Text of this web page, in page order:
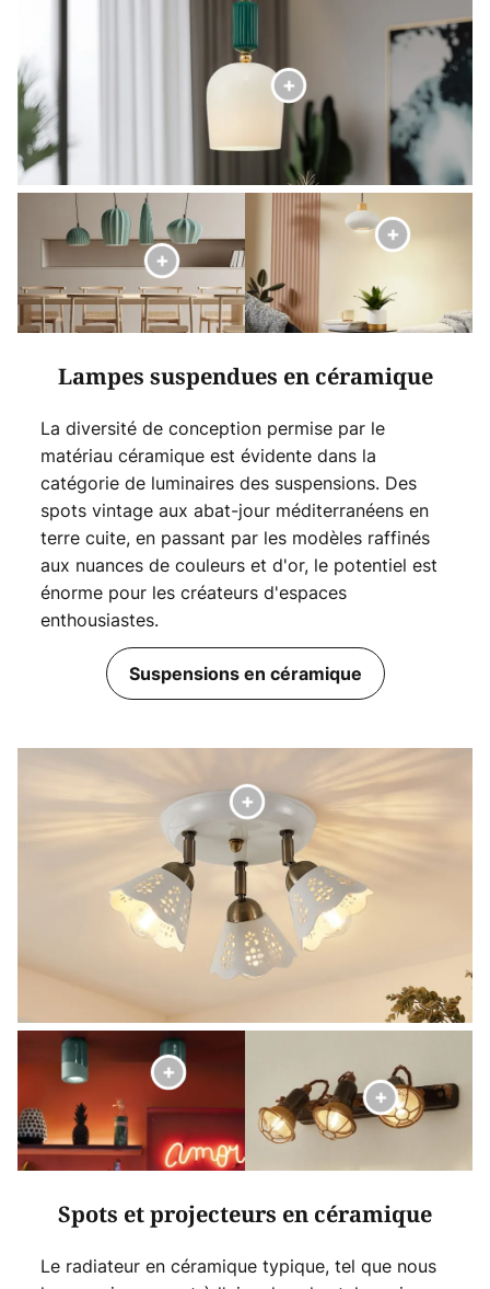
Lampes suspendues en céramique
La diversité de conception permise par le
matériau céramique est évidente dans la
catégorie de luminaires des suspensions. Des
spots vintage aux abat-jour méditerranéens en
terre cuite, en passant par les modèles raffinés
aux nuances de couleurs et d'or, le potentiel est
énorme pour les créateurs d'espaces
enthousiastes.
Suspensions en céramique
Spots et projecteurs en céramique
Le radiateur en céramique typique, tel que nous